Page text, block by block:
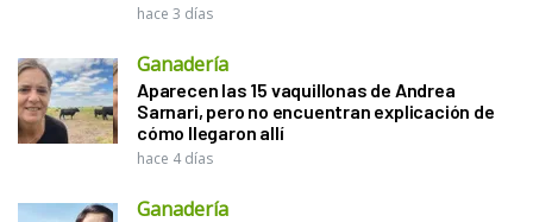
hace 3 días
Ganadería
Aparecen las 15 vaquillonas de Andrea
Sarnari, pero no encuentran explicación de
cómo llegaron allí
hace 4 días
Ganadería